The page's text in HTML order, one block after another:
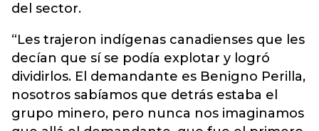
del sector.
“Les trajeron indígenas canadienses que les
decían que sí se podía explotar y logró
dividirlos. El demandante es Benigno Perilla,
nosotros sabíamos que detrás estaba el
grupo minero, pero nunca nos imaginamos